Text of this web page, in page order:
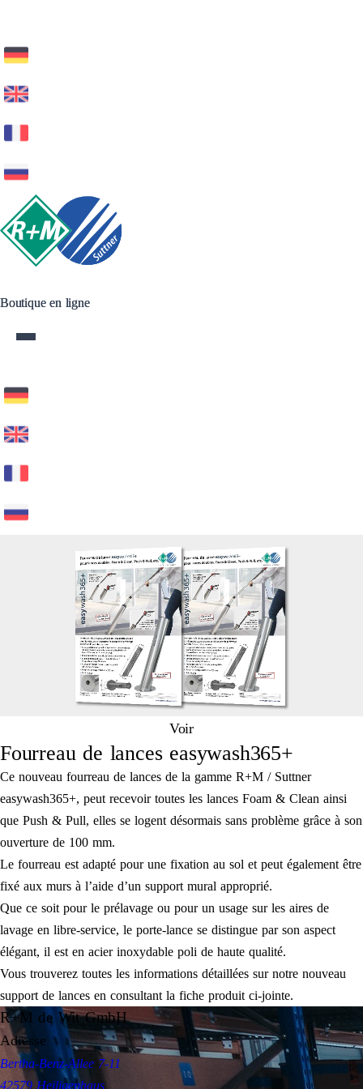
Boutique en ligne
Boutique en ligne
Voir
Fourreau de lances easywash365+
Ce nouveau fourreau de lances de la gamme R+M / Suttner
easywash365+, peut recevoir toutes les lances Foam & Clean ainsi
que Push & Pull, elles se logent désormais sans problème grâce à son
ouverture de 100 mm.
Le fourreau est adapté pour une fixation au sol et peut également être
fixé aux murs à l’aide d’un support mural approprié.
Que ce soit pour le prélavage ou pour un usage sur les aires de
lavage en libre-service, le porte-lance se distingue par son aspect
élégant, il est en acier inoxydable poli de haute qualité.
Vous trouverez toutes les informations détaillées sur notre nouveau
support de lances en consultant la fiche produit ci-jointe.
R+M de Wit GmbH
Adresse
Bertha-Benz-Allee 7-11
42579 Heiligenhaus